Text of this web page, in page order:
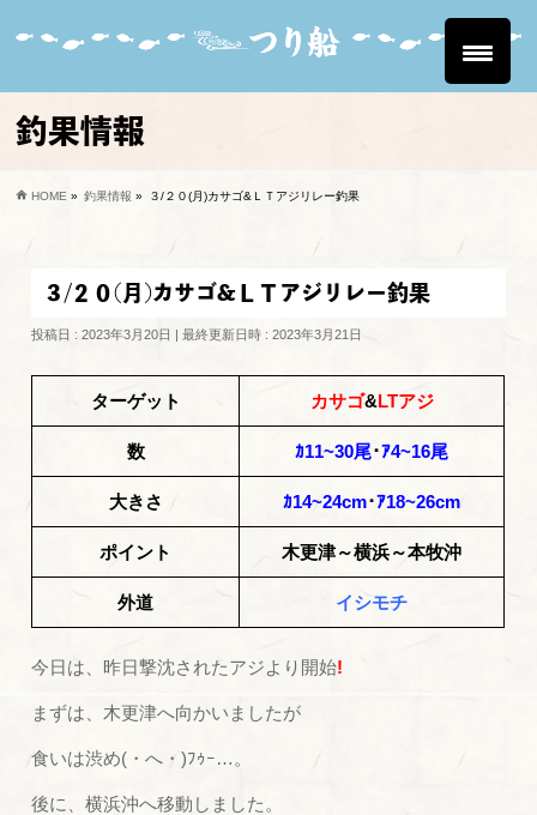
釣果情報
HOME » 釣果情報 » ３/２０(月)カサゴ&ＬＴアジリレー釣果
３/２０(月)カサゴ&ＬＴアジリレー釣果
投稿日 : 2023年3月20日 最終更新日時 : 2023年3月21日
ターゲット カサゴ&LTアジ
数 ｶ11~30尾･ｱ4~16尾
大きさ ｶ14~24cm･ｱ18~26cm
ポイント 木更津～横浜～本牧沖
外道 イシモチ
今日は、昨日撃沈されたアジより開始!
まずは、木更津へ向かいましたが
食いは渋め(・へ・)ﾌｩｰ…。
後に、横浜沖へ移動しました。